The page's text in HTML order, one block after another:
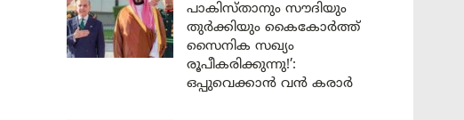
പാകിസ്താനും സൗദിയും
തുർക്കിയും കൈകോർത്ത്
സൈനിക സഖ്യം
രൂപീകരിക്കുന്നു!’:
ഒപ്പുവെക്കാൻ വൻ കരാർ